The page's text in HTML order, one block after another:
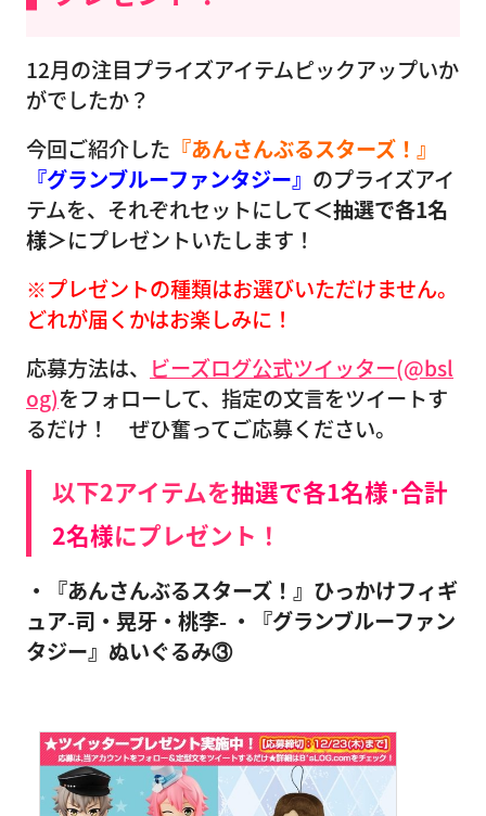
12月の注目プライズアイテムピックアップいか
がでしたか？
今回ご紹介した 『あんさんぶるスターズ！』
『グランブルーファンタジー』 のプライズアイ
テムを、それぞれセットにして＜抽選で各1名
様＞にプレゼントいたします！
※プレゼントの種類はお選びいただけません。
どれが届くかはお楽しみに！
応募方法は、 ビーズログ公式ツイッター(@bsl
og)をフォローして、指定の文言をツイートす
るだけ！ ぜひ奮ってご応募ください。
以下2アイテムを抽選で各1名様･合計
2名様にプレゼント！
・『あんさんぶるスターズ！』ひっかけフィギ
ュア-司・晃牙・桃李- ・『グランブルーファン
タジー』ぬいぐるみ③